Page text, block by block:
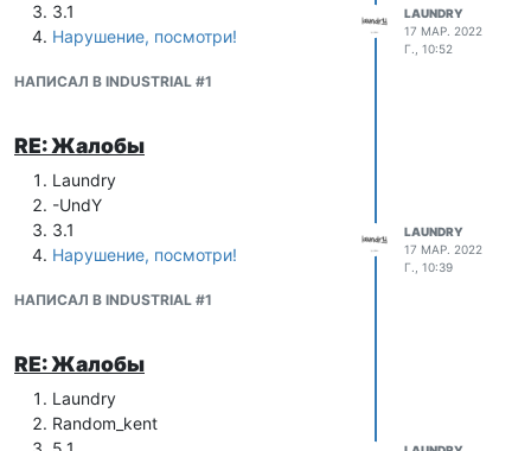
3.1
Нарушение, посмотри!
НАПИСАЛ В INDUSTRIAL #1
LAUNDRY
17 МАР. 2022
Г., 10:52
RE: Жалобы
Laundry
-UndY
3.1
Нарушение, посмотри!
НАПИСАЛ В INDUSTRIAL #1
LAUNDRY
17 МАР. 2022
Г., 10:39
RE: Жалобы
Laundry
Random_kent